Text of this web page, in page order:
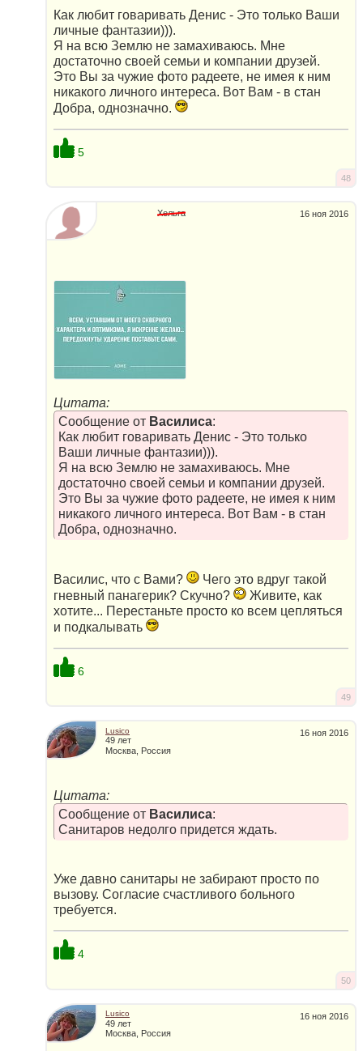
Как любит говаривать Денис - Это только Ваши
личные фантазии))).
Я на всю Землю не замахиваюсь. Мне
достаточно своей семьи и компании друзей.
Это Вы за чужие фото радеете, не имея к ним
никакого личного интереса. Вот Вам - в стан
Добра, однозначно.
5
48
16 ноя 2016
Хельга
Цитата:
Сообщение от Василиса:
Как любит говаривать Денис - Это только
Ваши личные фантазии))).
Я на всю Землю не замахиваюсь. Мне
достаточно своей семьи и компании друзей.
Это Вы за чужие фото радеете, не имея к ним
никакого личного интереса. Вот Вам - в стан
Добра, однозначно.
Василис, что с Вами?
Чего это вдруг такой
гневный панагерик? Скучно?
Живите, как
хотите... Перестаньте просто ко всем цепляться
и подкалывать
6
49
16 ноя 2016
Lusico
49 лет
Москва, Россия
Цитата:
Сообщение от Василиса:
Санитаров недолго придется ждать.
Уже давно санитары не забирают просто по
вызову. Согласие счастливого больного
требуется.
4
50
16 ноя 2016
Lusico
49 лет
Москва, Россия